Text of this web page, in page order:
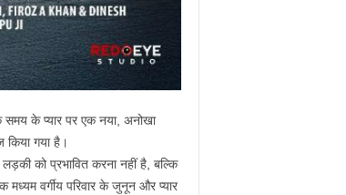
समय के प्यार पर एक नया, अनोखा
किया गया है।
को प्रभावित करना नहीं है, बल्कि
वर्गीय परिवार के जुनून और प्यार